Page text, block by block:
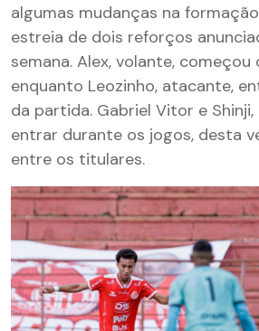
algumas mudanças na
estreia de dois reforços
semana. Alex, volante,
enquanto Leozinho, atacante,
da partida. Gabriel Vitor e
entrar durante os jogos, desta
entre os titulares.